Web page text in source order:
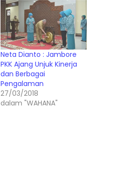
Neta Dianto : Jambore
PKK Ajang Unjuk Kinerja
dan Berbagai
Pengalaman
27/03/2018
dalam "WAHANA"